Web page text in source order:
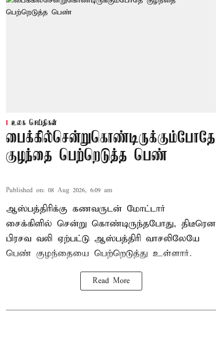
உலக செய்திகள்
பைக்கில்சென்றுகொண்டிருக்கும்போதே
குழந்தை பெற்றெடுத்த பெண்
Published on: 08 Aug 2026, 6:09 am
ஆஸ்பத்திரிக்கு கணவருடன் மோட்டார்
சைக்கிளில் சென்று கொண்டிருந்தபோது, திடீரென
பிரசவ வலி ஏற்பட்டு ஆஸ்பத்திரி வாசலிலேயே
பெண் குழந்தையை பெற்றெடுத்து உள்ளார்.
Read More